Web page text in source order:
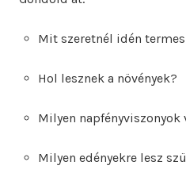
Mit szeretnél idén
Hol lesznek a növények?
Milyen napfényviszonyok
Milyen edényekre lesz